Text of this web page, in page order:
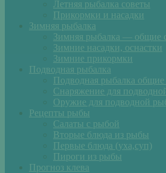
Летняя рыбалка советы
Прикормки и насадки
Зимняя рыбалка
Зимняя рыбалка — общие
Зимние насадки, оснастки
Зимние прикормки
Подводная рыбалка
Подводная рыбалка общие
Снаряжение для
Оружие для подводной
Рецепты рыбы
Салаты с рыбой
Вторые блюда из рыбы
Первые блюда (уха,суп)
Пироги из рыбы
Прогноз клева